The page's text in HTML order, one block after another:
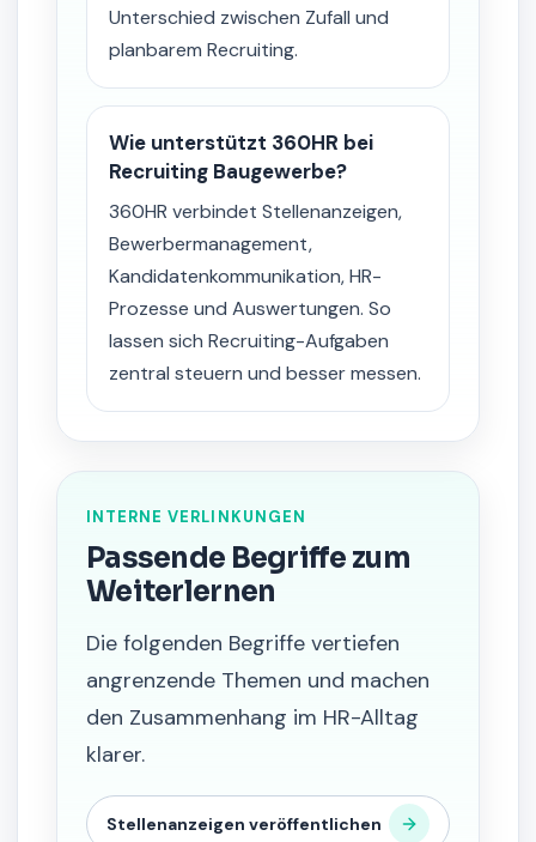
Unterschied zwischen Zufall und
planbarem Recruiting.
Wie unterstützt 360HR bei
Recruiting Baugewerbe?
360HR verbindet Stellenanzeigen,
Bewerbermanagement,
Kandidatenkommunikation, HR-
Prozesse und Auswertungen. So
lassen sich Recruiting-Aufgaben
zentral steuern und besser messen.
INTERNE VERLINKUNGEN
Passende Begriffe zum
Weiterlernen
Die folgenden Begriffe vertiefen
angrenzende Themen und machen
den Zusammenhang im HR-Alltag
klarer.
Stellenanzeigen veröffentlichen